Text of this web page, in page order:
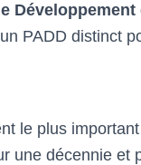
Développement
PADD distinct
le plus
une décennie et